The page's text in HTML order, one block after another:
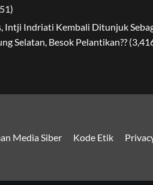
Intji Indriati Kembali Ditunjuk
Selatan, Besok Pelantikan??
Media Siber Kode Etik